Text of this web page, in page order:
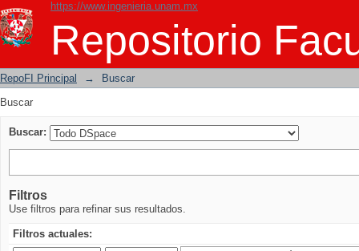
https://www.ingenieria.unam.mx
Repositorio
Buscar
RepoFI Principal →
Buscar
Buscar
Buscar:
Filtros
Use filtros para refinar sus resultados.
Filtros actuales: